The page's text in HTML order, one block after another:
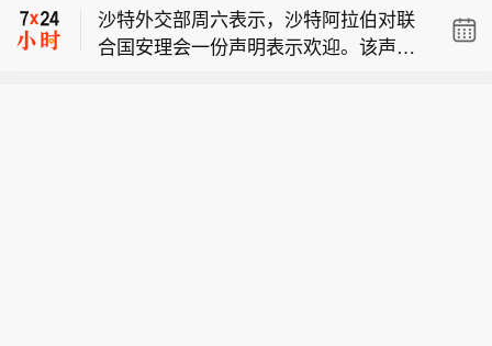
保加利亚坠落的具体情况。他强调，乌
军没有蓄意向保加利亚方向发射任何装
系取得的进展，就地区及全球局势交换
意见。
沙特外交部周六表示，沙特阿拉伯对联
合国安理会一份声明表示欢迎。该声明